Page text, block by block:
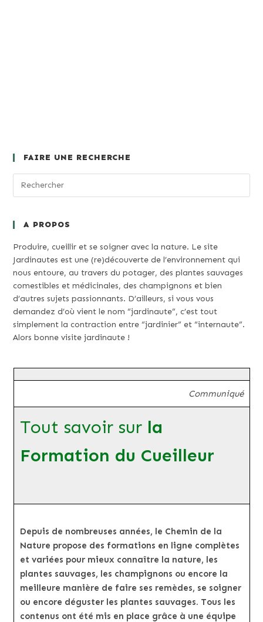
FAIRE UNE RECHERCHE
A PROPOS
Produire, cueillir et se soigner avec la nature. Le site
Jardinautes est une (re)découverte de l’environnement qui
nous entoure, au travers du potager, des plantes sauvages
comestibles et médicinales, des champignons et bien
d’autres sujets passionnants. D’ailleurs, si vous vous
demandez d’où vient le nom “jardinaute”, c’est tout
simplement la contraction entre “jardinier” et “internaute”.
Alors bonne visite jardinaute !
Communiqué
Tout savoir sur la
Formation du Cueilleur
Depuis de nombreuses années, le Chemin de la
Nature propose des formations en ligne complètes
et variées pour mieux connaître la nature, les
plantes sauvages, les champignons ou encore la
meilleure manière de faire ses remèdes, se soigner
ou encore déguster les plantes sauvages. Tous les
contenus ont été mis en place grâce à une équipe